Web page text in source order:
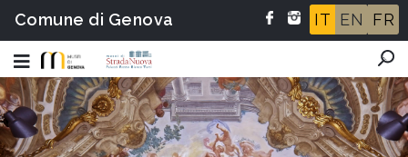
Comune di Genova IT EN FR